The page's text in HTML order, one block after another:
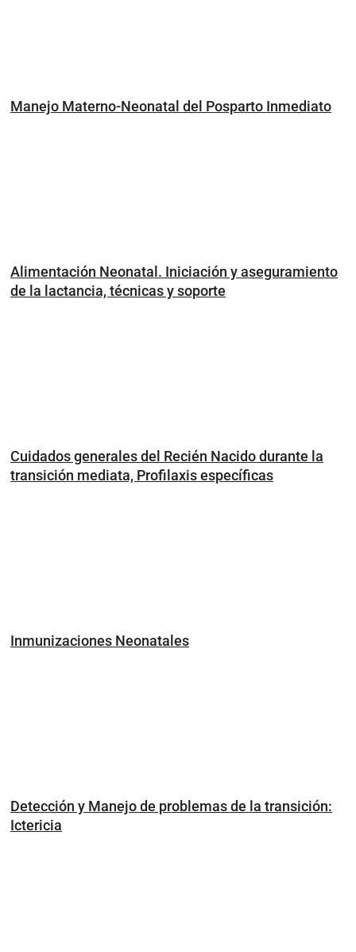
Manejo Materno-Neonatal del Posparto Inmediato
Alimentación Neonatal. Iniciación y aseguramiento
de la lactancia, técnicas y soporte
Cuidados generales del Recién Nacido durante la
transición mediata, Profilaxis específicas
Inmunizaciones Neonatales
Detección y Manejo de problemas de la transición:
Ictericia